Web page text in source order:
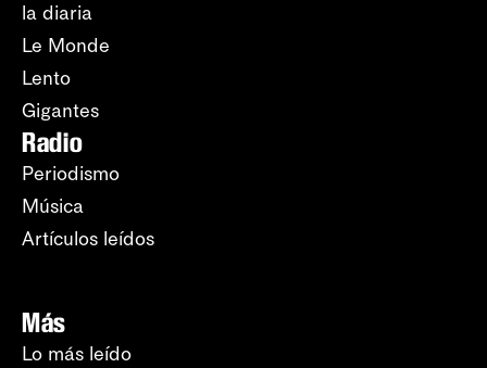
la diaria
Le Monde
Lento
Gigantes
Radio
Periodismo
Música
Artículos leídos
Más
Lo más leído